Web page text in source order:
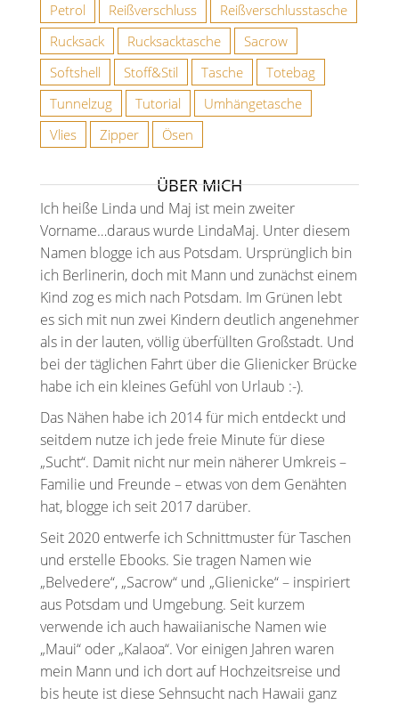
Petrol
Reißverschluss
Reißverschlusstasche
Rucksack
Rucksacktasche
Sacrow
Softshell
Stoff&Stil Tasche
Totebag
Tunnelzug
Tutorial
Umhängetasche
Vlies
Zipper Ösen
ÜBER MICH
Ich heiße Linda und Maj ist mein zweiter
Vorname…daraus wurde LindaMaj. Unter diesem
Namen blogge ich aus Potsdam. Ursprünglich bin
ich Berlinerin, doch mit Mann und zunächst einem
Kind zog es mich nach Potsdam. Im Grünen lebt
es sich mit nun zwei Kindern deutlich angenehmer
als in der lauten, völlig überfüllten Großstadt. Und
bei der täglichen Fahrt über die Glienicker Brücke
habe ich ein kleines Gefühl von Urlaub :-).
Das Nähen habe ich 2014 für mich entdeckt und
seitdem nutze ich jede freie Minute für diese
„Sucht“. Damit nicht nur mein näherer Umkreis –
Familie und Freunde – etwas von dem Genähten
hat, blogge ich seit 2017 darüber.
Seit 2020 entwerfe ich Schnittmuster für Taschen
und erstelle Ebooks. Sie tragen Namen wie
„Belvedere“, „Sacrow“ und „Glienicke“ – inspiriert
aus Potsdam und Umgebung. Seit kurzem
verwende ich auch hawaiianische Namen wie
„Maui“ oder „Kalaoa“. Vor einigen Jahren waren
mein Mann und ich dort auf Hochzeitsreise und
bis heute ist diese Sehnsucht nach Hawaii ganz